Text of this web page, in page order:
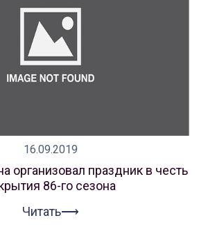
16.09.2019
организовал праздник в честь
86-го сезона
Читать⟶